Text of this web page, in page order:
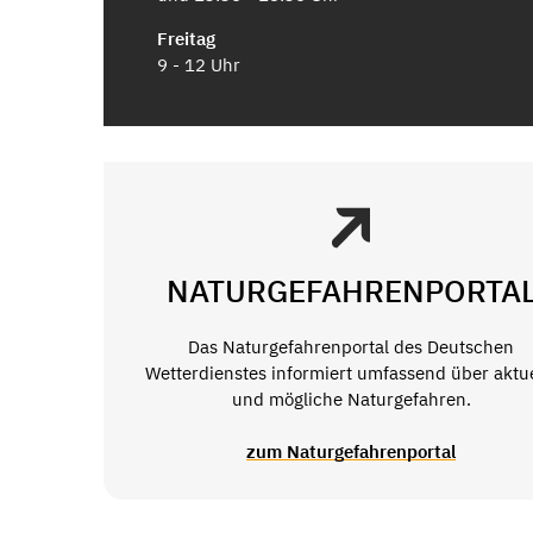
Freitag
9 - 12 Uhr
Das Naturgefahrenportal des Deutschen
Wetterdienstes informiert umfassend über
und mögliche Naturgefahren.
zum Naturgefahrenportal